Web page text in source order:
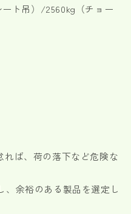
ト吊）/2560kg（チョー
れば、荷の落下など危険な
、余裕のある製品を選定し